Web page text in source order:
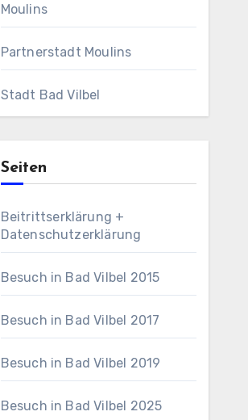
Moulins
Partnerstadt Moulins
Stadt Bad Vilbel
Seiten
Beitrittserklärung +
Datenschutzerklärung
Besuch in Bad Vilbel 2015
Besuch in Bad Vilbel 2017
Besuch in Bad Vilbel 2019
Besuch in Bad Vilbel 2025